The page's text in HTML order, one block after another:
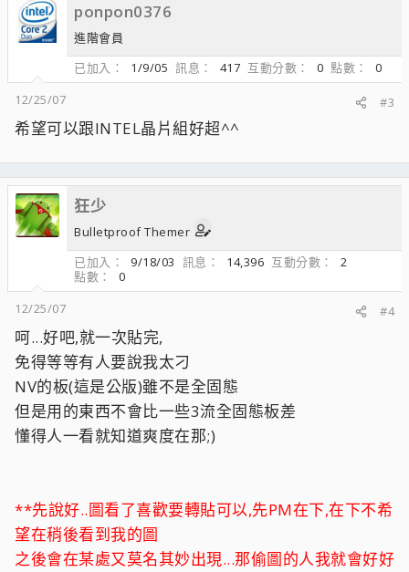
ponpon0376
進階會員
已加入
1/9/05 訊息 417 互動分數 0 點數
0
12/25/07
#3
希望可以跟INTEL晶片組好超^^
狂少
Bulletproof Themer
已加入
9/18/03 訊息 14,396 互動分數
2
點數
0
12/25/07
#4
呵...好吧,就一次貼完,
免得等等有人要說我太刁
NV的板(這是公版)雖不是全固態
但是用的東西不會比一些3流全固態板差
懂得人一看就知道爽度在那;)
**先說好..圖看了喜歡要轉貼可以,先PM在下,在下不希
望在稍後看到我的圖
之後會在某處又莫名其妙出現...那偷圖的人我就會好好